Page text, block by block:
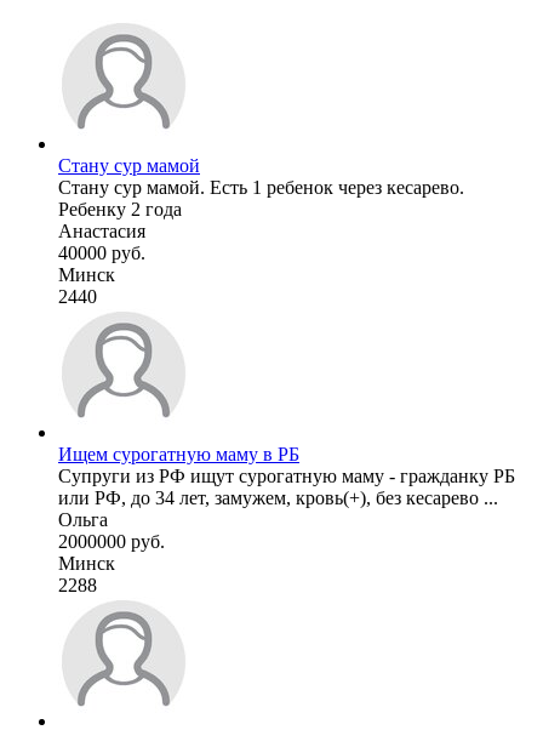
Стану сур мамой
Стану сур мамой. Есть 1 ребенок через кесарево.
Ребенку 2 года
Анастасия
40000 руб.
Минск
2440
Ищем сурогатную маму в РБ
Супруги из РФ ищут сурогатную маму - гражданку РБ
или РФ, до 34 лет, замужем, кровь(+), без кесарево ...
Ольга
2000000 руб.
Минск
2288